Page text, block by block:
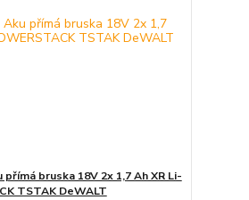
přímá bruska 18V 2x 1,7 Ah XR Li-
TSTAK DeWALT